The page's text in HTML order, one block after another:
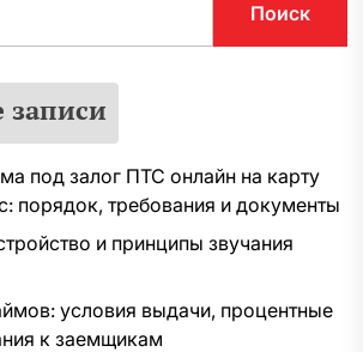
Поиск
записи
под залог ПТС онлайн на карту
порядок, требования и документы
и принципы звучания
условия выдачи, процентные
к заемщикам